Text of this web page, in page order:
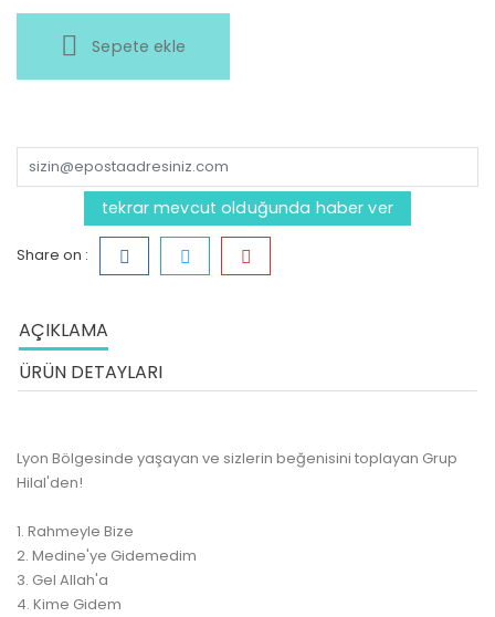
Sepete ekle
tekrar mevcut olduğunda haber ver
Share on :
AÇIKLAMA
ÜRÜN DETAYLARI
Lyon Bölgesinde yaşayan ve sizlerin beğenisini toplayan Grup
Hilal'den!
1. Rahmeyle Bize
2. Medine'ye Gidemedim
3. Gel Allah'a
4. Kime Gidem